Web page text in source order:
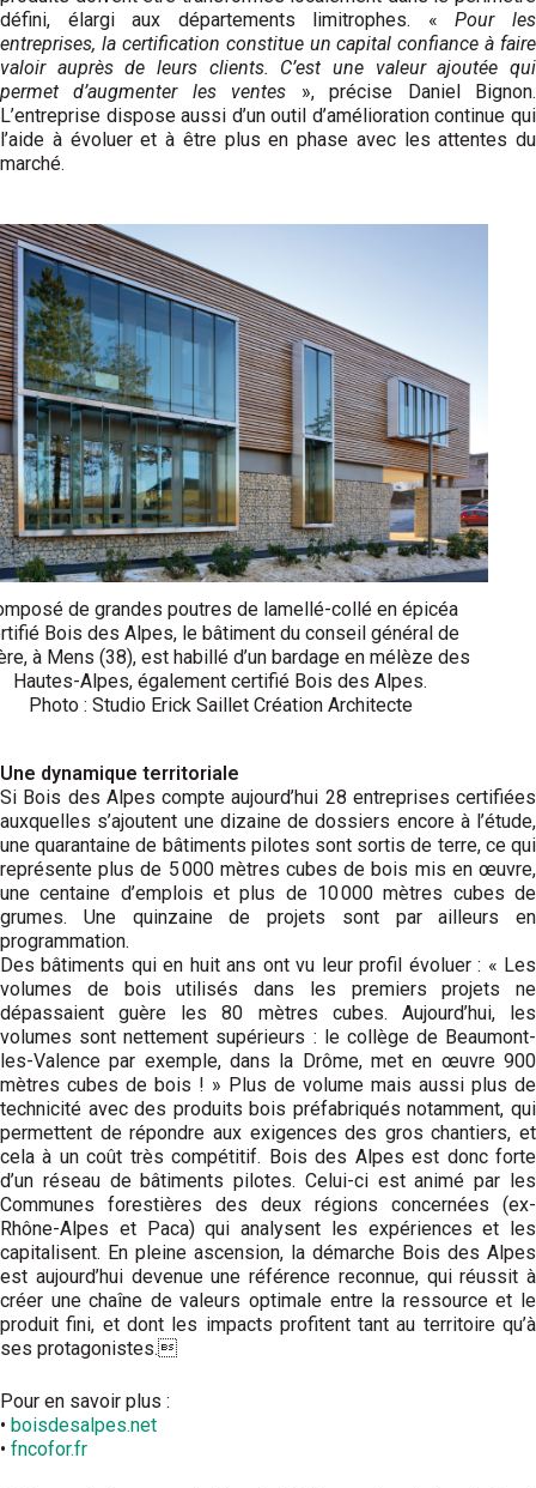
défini, élargi aux départements limitrophes. « Pour les
entreprises, la certification constitue un capital confiance à faire
valoir auprès de leurs clients. C’est une valeur ajoutée qui
permet d’augmenter les ventes », précise Daniel Bignon.
L’entreprise dispose aussi d’un outil d’amélioration continue qui
l’aide à évoluer et à être plus en phase avec les attentes du
marché.
de grandes poutres de lamellé-collé en épicéa
Bois des Alpes, le bâtiment du conseil général de
à Mens (38), est habillé d’un bardage en mélèze des
Hautes-Alpes, également certifié Bois des Alpes.
Photo : Studio Erick Saillet Création Architecte
Une dynamique territoriale
Si Bois des Alpes compte aujourd’hui 28 entreprises certifiées
auxquelles s’ajoutent une dizaine de dossiers encore à l’étude,
une quarantaine de bâtiments pilotes sont sortis de terre, ce qui
représente plus de 5 000 mètres cubes de bois mis en œuvre,
une centaine d’emplois et plus de 10 000 mètres cubes de
grumes. Une quinzaine de projets sont par ailleurs en
programmation.
Des bâtiments qui en huit ans ont vu leur profil évoluer : « Les
volumes de bois utilisés dans les premiers projets ne
dépassaient guère les 80 mètres cubes. Aujourd’hui, les
volumes sont nettement supérieurs : le collège de Beaumont-
les-Valence par exemple, dans la Drôme, met en œuvre 900
mètres cubes de bois ! » Plus de volume mais aussi plus de
technicité avec des produits bois préfabriqués notamment, qui
permettent de répondre aux exigences des gros chantiers, et
cela à un coût très compétitif. Bois des Alpes est donc forte
d’un réseau de bâtiments pilotes. Celui-ci est animé par les
Communes forestières des deux régions concernées (ex-
Rhône-Alpes et Paca) qui analysent les expé­riences et les
capitalisent. En pleine ascension, la démarche Bois des Alpes
est aujourd’hui devenue une référence reconnue, qui réussit à
créer une chaîne de valeurs optimale entre la ressource et le
produit fini, et dont les impacts profitent tant au territoire qu’à
ses prota­gonistes.
Pour en savoir plus :
• boisdesalpes.net
• fncofor.fr